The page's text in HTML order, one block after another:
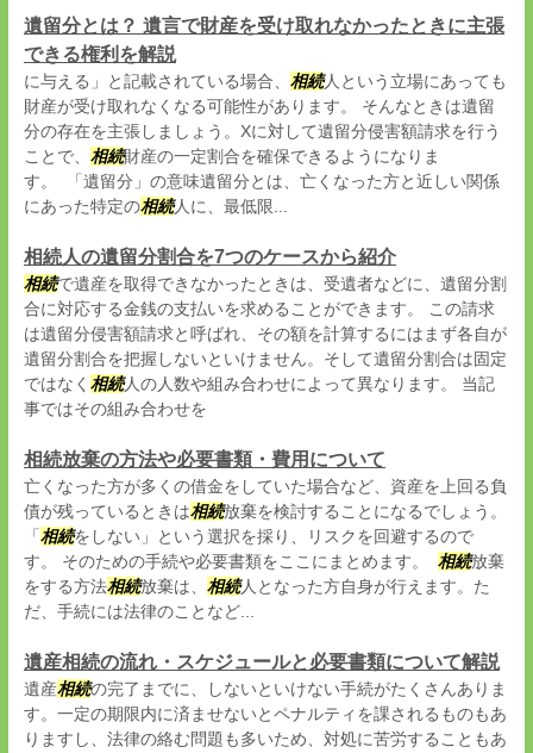
遺留分とは？ 遺言で財産を受け取れなかったときに主張
できる権利を解説
に与える」と記載されている場合、 相続人という立場にあっても
財産が受け取れなくなる可能性があります。 そんなときは遺留
分の存在を主張しましょう。Xに対して遺留分侵害額請求を行う
ことで、 相続財産の一定割合を確保できるようになりま
す。 「遺留分」の意味遺留分とは、亡くなった方と近しい関係
にあった特定の相続人に、最低限...
相続人の遺留分割合を7つのケースから紹介
相続で遺産を取得できなかったときは、受遺者などに、遺留分割
合に対応する金銭の支払いを求めることができます。 この請求
は遺留分侵害額請求と呼ばれ、その額を計算するにはまず各自が
遺留分割合を把握しないといけません。そして遺留分割合は固定
ではなく 相続人の人数や組み合わせによって異なります。 当記
事ではその組み合わせを
相続放棄の方法や必要書類・費用について
亡くなった方が多くの借金をしていた場合など、資産を上回る負
債が残っているときは相続放棄を検討することになるでしょう。
「 相続をしない」という選択を採り、リスクを回避するので
す。 そのための手続や必要書類をここにまとめます。 相続放棄
をする方法相続放棄は、 相続人となった方自身が行えます。た
だ、手続には法律のことなど...
遺産相続の流れ・スケジュールと必要書類について解説
遺産相続の完了までに、しないといけない手続がたくさんありま
す。一定の期限内に済ませないとペナルティを課されるものもあ
りますし、法律の絡む問題も多いため、対処に苦労することもあ